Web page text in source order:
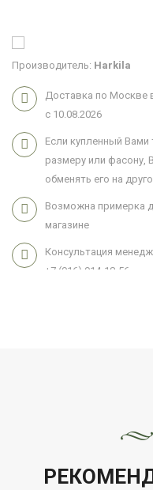
Производитель: Harkila
Доставка по Москве
с 10.08.2026
Если купленный
размеру или фасону,
обменять его на
Возможна примерка
магазине
Консультация
+7 (916) 914-18-56